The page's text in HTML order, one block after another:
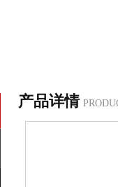
产品详情